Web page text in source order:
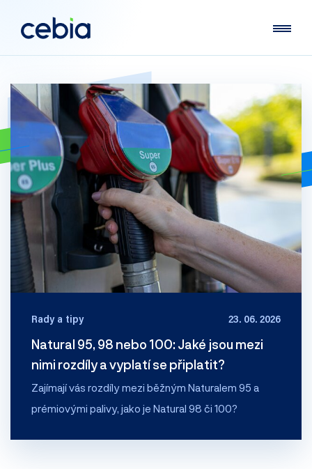
Rady a tipy 23. 06. 2026
Natural 95, 98 nebo 100: Jaké jsou mezi
nimi rozdíly a vyplatí se připlatit?
Zajímají vás rozdíly mezi běžným Naturalem 95 a
prémiovými palivy, jako je Natural 98 či 100?